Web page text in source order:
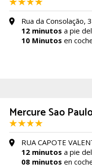
Rua da Consolação,
12 minutos a pie
10 Minutos en
Mercure Sao
RUA CAPOTE
12 minutos a pie
08 minutos en